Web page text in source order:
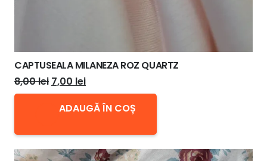
CAPTUSEALA MILANEZA ROZ QUARTZ
8,00lei Prețul
inițial
8,00 lei.
7,00 leiPrețul
curent
este:
ADAUGĂ ÎN COȘ